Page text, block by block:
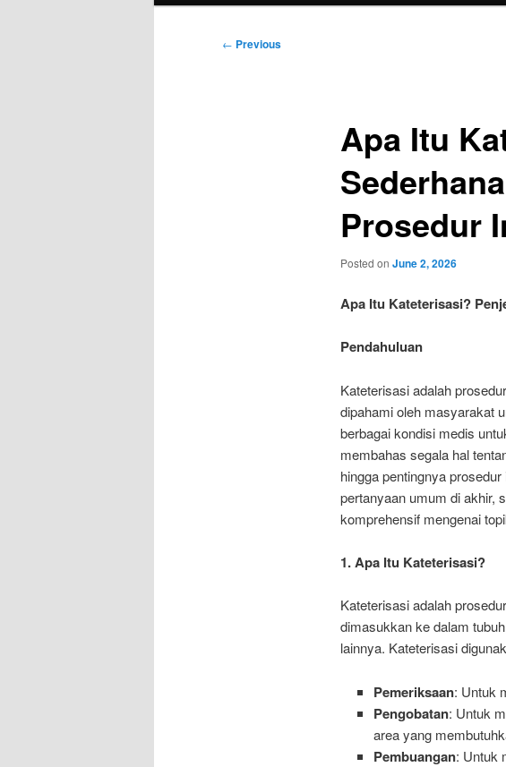
Post
← Previous
Apa Itu
Prosedur
Posted on June 2, 2026
Apa Itu Kateterisasi?
Pendahuluan
Kateterisasi adalah
dipahami oleh masyarakat
berbagai kondisi medis
membahas segala hal
hingga pentingnya
pertanyaan umum di akhir,
komprehensif mengenai
1. Apa Itu Kateterisasi?
Kateterisasi adalah
dimasukkan ke dalam
lainnya. Kateterisasi
Pemeriksaan: Untuk
Pengobatan: Untuk
area yang
Pembuangan: Untuk